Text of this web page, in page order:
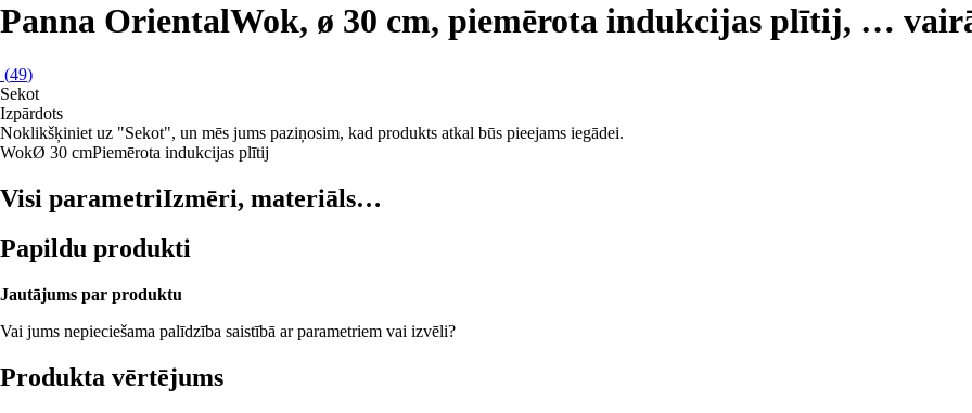
Panna OrientalWok, ø 30 cm, piemērota indukcijas plītij, …
(49)
Sekot
Izpārdots
Noklikšķiniet uz "Sekot", un mēs jums paziņosim, kad produkts atkal būs pieejams iegādei.
WokØ 30 cmPiemērota indukcijas plītij
Visi parametriIzmēri, materiāls…
Papildu produkti
Jautājums par produktu
Vai jums nepieciešama palīdzība saistībā ar parametriem vai izvēli?
Produkta vērtējums